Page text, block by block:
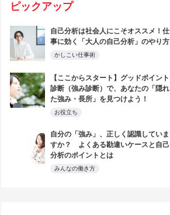
ピックアップ
自己分析は社会人にこそオススメ！仕
事に効く「大人の自己分析」のやり方
かしこい仕事術
【ここからスタート】グッドポイント
診断（強み診断）で、あなたの「隠れ
た強み・長所」を見つけよう！
お役立ち
自分の「強み」、正しく認識していま
すか？ よくある勘違いケースと自己
分析のポイントとは
みんなの働き方